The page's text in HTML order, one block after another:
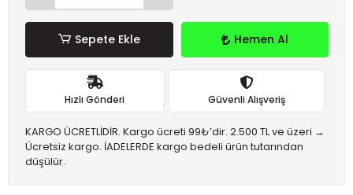
Sepete Ekle Hemen Al
Hızlı Gönderi Güvenli Alışveriş
KARGO ÜCRETLİDİR. Kargo ücreti 99₺’dir. 2.500 TL ve üzeri →
Ücretsiz kargo. İADELERDE kargo bedeli ürün tutarından
düşülür.